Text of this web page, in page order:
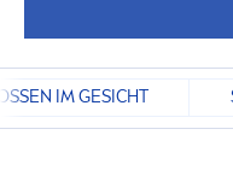
IM GESICHT